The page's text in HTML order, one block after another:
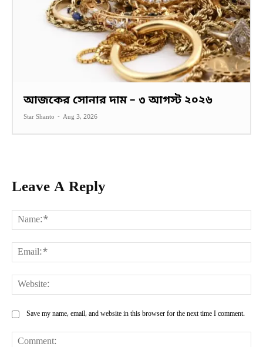
আজকের সোনার দাম – ৩ আগস্ট ২০২৬
Star Shanto - Aug 3, 2026
Leave A Reply
Save my name, email, and website in this browser for the next time I comment.